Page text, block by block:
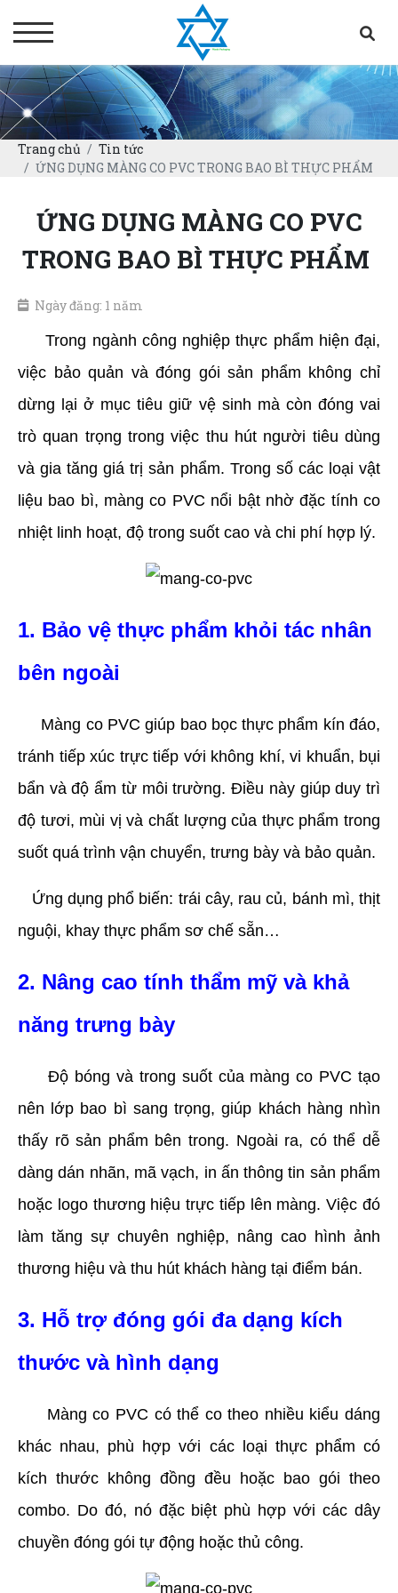
Trang chủ
Tin tức
ỨNG DỤNG MÀNG CO PVC TRONG BAO BÌ THỰC PHẨM
ỨNG DỤNG MÀNG CO PVC
TRONG BAO BÌ THỰC PHẨM
Ngày đăng: 1 năm
Trong ngành công nghiệp thực phẩm hiện đại,
việc bảo quản và đóng gói sản phẩm không chỉ
dừng lại ở mục tiêu giữ vệ sinh mà còn đóng vai
trò quan trọng trong việc thu hút người tiêu dùng
và gia tăng giá trị sản phẩm. Trong số các loại vật
liệu bao bì, màng co PVC nổi bật nhờ đặc tính co
nhiệt linh hoạt, độ trong suốt cao và chi phí hợp lý.
1. Bảo vệ thực phẩm khỏi tác nhân
bên ngoài
Màng co PVC giúp bao bọc thực phẩm kín đáo,
tránh tiếp xúc trực tiếp với không khí, vi khuẩn, bụi
bẩn và độ ẩm từ môi trường. Điều này giúp duy trì
độ tươi, mùi vị và chất lượng của thực phẩm trong
suốt quá trình vận chuyển, trưng bày và bảo quản.
Ứng dụng phổ biến: trái cây, rau củ, bánh mì, thịt
nguội, khay thực phẩm sơ chế sẵn…
2. Nâng cao tính thẩm mỹ và khả
năng trưng bày
Độ bóng và trong suốt của màng co PVC tạo
nên lớp bao bì sang trọng, giúp khách hàng nhìn
thấy rõ sản phẩm bên trong. Ngoài ra, có thể dễ
dàng dán nhãn, mã vạch, in ấn thông tin sản phẩm
hoặc logo thương hiệu trực tiếp lên màng. Việc đó
làm tăng sự chuyên nghiệp, nâng cao hình ảnh
thương hiệu và thu hút khách hàng tại điểm bán.
3. Hỗ trợ đóng gói đa dạng kích
thước và hình dạng
Màng co PVC có thể co theo nhiều kiểu dáng
khác nhau, phù hợp với các loại thực phẩm có
kích thước không đồng đều hoặc bao gói theo
combo. Do đó, nó đặc biệt phù hợp với các dây
chuyền đóng gói tự động hoặc thủ công.